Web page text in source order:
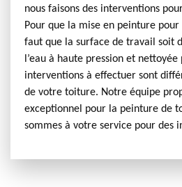
nous faisons des interventions
Pour que la mise en peinture
faut que la surface de travail soit
l’eau à haute pression et
interventions à effectuer sont
de votre toiture. Notre équipe
exceptionnel pour la peinture de
sommes à votre service pour des